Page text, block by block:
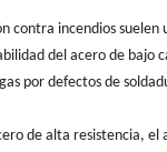
contra incendios
del acero de bajo
por defectos de
de alta resistencia,